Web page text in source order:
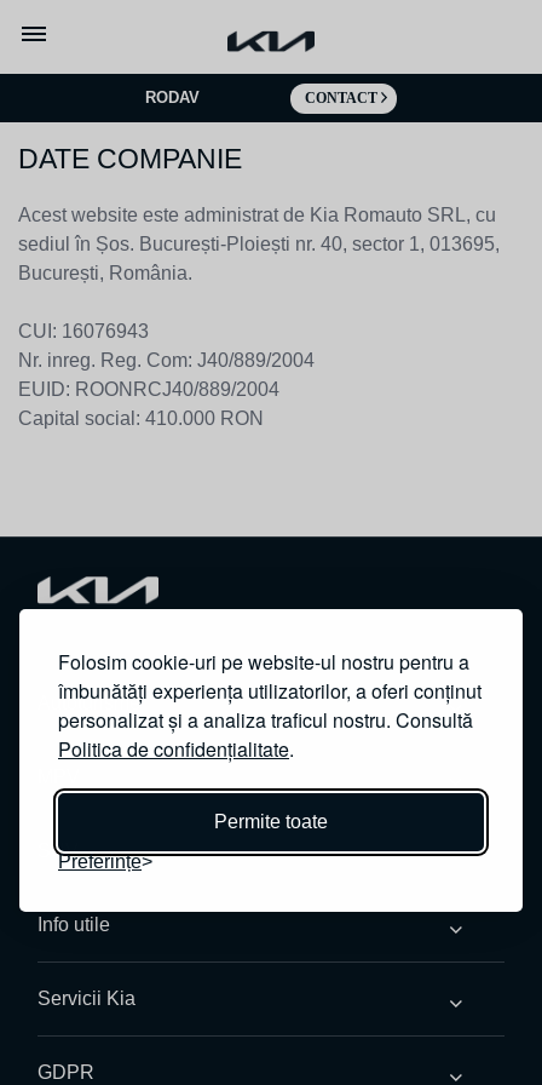
Folosim cookie-uri pe website-ul nostru pentru a
îmbunătăți experiența utilizatorilor, a oferi conținut
personalizat și a analiza traficul nostru. Consultă
Politica de confidențialitate.
Permite toate
Preferințe
RODAV CONTACT
DATE COMPANIE
Acest website este administrat de Kia Romauto SRL, cu
sediul în Șos. București-Ploiești nr. 40, sector 1, 013695,
București, România.
CUI: 16076943
Nr. inreg. Reg. Com: J40/889/2004
EUID: ROONRCJ40/889/2004
Capital social: 410.000 RON
Autoturisme
SUV
Info utile
Servicii Kia
GDPR